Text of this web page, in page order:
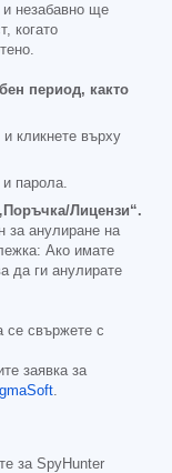
и незабавно ще
когато
период, както
и кликнете върху
парола.
Лицензи“.
за анулиране на
Ако имате
да ги анулирате
се свържете с
заявка за
за SpyHunter